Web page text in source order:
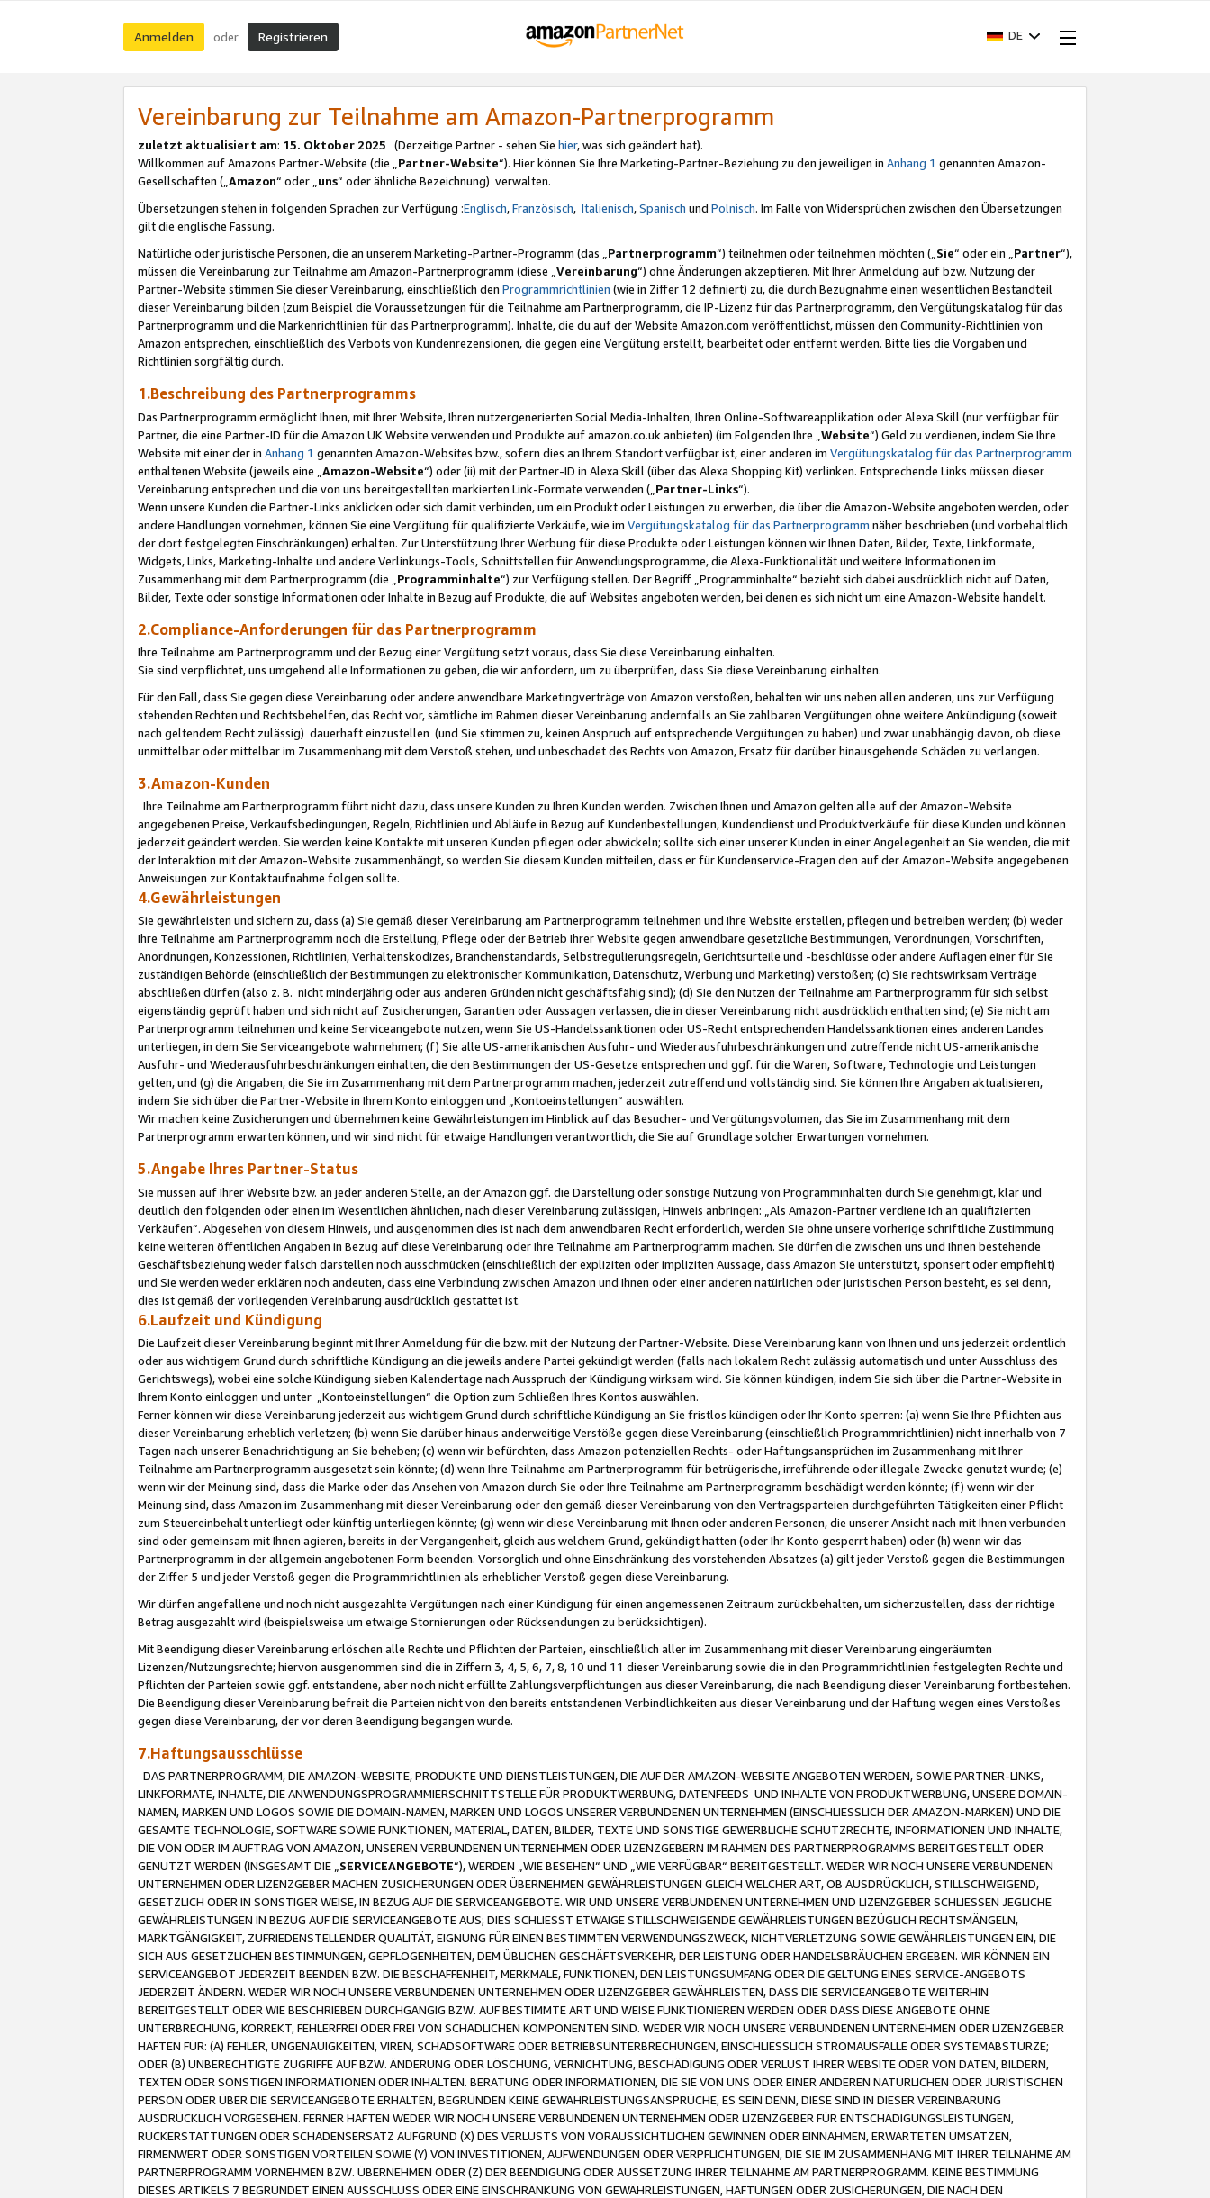
Anmelden oder Registrieren DE
Vereinbarung zur Teilnahme am Amazon-Partnerprogramm
zuletzt aktualisiert am: 15. Oktober 2025 (Derzeitige Partner - sehen Sie hier, was sich geändert hat).
Willkommen auf Amazons Partner-Website (die „Partner-Website“). Hier können Sie Ihre Marketing-Partner-Beziehung zu den jeweiligen in Anhang 1 genannten Amazon-
Gesellschaften („Amazon“ oder „uns“ oder ähnliche Bezeichnung) verwalten.
Übersetzungen stehen in folgenden Sprachen zur Verfügung :Englisch,Französisch, Italienisch,Spanisch und Polnisch. Im Falle von Widersprüchen zwischen den Übersetzungen
gilt die englische Fassung.
Natürliche oder juristische Personen, die an unserem Marketing-Partner-Programm (das „Partnerprogramm“) teilnehmen oder teilnehmen möchten („Sie“ oder ein „Partner“),
müssen die Vereinbarung zur Teilnahme am Amazon-Partnerprogramm (diese „Vereinbarung“) ohne Änderungen akzeptieren. Mit Ihrer Anmeldung auf bzw. Nutzung der
Partner-Website stimmen Sie dieser Vereinbarung, einschließlich den Programmrichtlinien (wie in Ziffer 12 definiert) zu, die durch Bezugnahme einen wesentlichen Bestandteil
dieser Vereinbarung bilden (zum Beispiel die Voraussetzungen für die Teilnahme am Partnerprogramm, die IP-Lizenz für das Partnerprogramm, den Vergütungskatalog für das
Partnerprogramm und die Markenrichtlinien für das Partnerprogramm). Inhalte, die du auf der Website Amazon.com veröffentlichst, müssen den Community-Richtlinien von
Amazon entsprechen, einschließlich des Verbots von Kundenrezensionen, die gegen eine Vergütung erstellt, bearbeitet oder entfernt werden. Bitte lies die Vorgaben und
Richtlinien sorgfältig durch.
1.Beschreibung des Partnerprogramms
Das Partnerprogramm ermöglicht Ihnen, mit Ihrer Website, Ihren nutzergenerierten Social Media-Inhalten, Ihren Online-Softwareapplikation oder Alexa Skill (nur verfügbar für
Partner, die eine Partner-ID für die Amazon UK Website verwenden und Produkte auf amazon.co.uk anbieten) (im Folgenden Ihre „ Website“) Geld zu verdienen, indem Sie Ihre
Website mit einer der in Anhang 1 genannten Amazon-Websites bzw., sofern dies an Ihrem Standort verfügbar ist, einer anderen im Vergütungskatalog für das Partnerprogramm
enthaltenen Website (jeweils eine „ Amazon-Website“) oder (ii) mit der Partner-ID in Alexa Skill (über das Alexa Shopping Kit) verlinken. Entsprechende Links müssen dieser
Vereinbarung entsprechen und die von uns bereitgestellten markierten Link-Formate verwenden („ Partner-Links“).
Wenn unsere Kunden die Partner-Links anklicken oder sich damit verbinden, um ein Produkt oder Leistungen zu erwerben, die über die Amazon-Website angeboten werden, oder
andere Handlungen vornehmen, können Sie eine Vergütung für qualifizierte Verkäufe, wie im Vergütungskatalog für das Partnerprogramm näher beschrieben (und vorbehaltlich
der dort festgelegten Einschränkungen) erhalten. Zur Unterstützung Ihrer Werbung für diese Produkte oder Leistungen können wir Ihnen Daten, Bilder, Texte, Linkformate,
Widgets, Links, Marketing-Inhalte und andere Verlinkungs-Tools, Schnittstellen für Anwendungsprogramme, die Alexa-Funktionalität und weitere Informationen im
Zusammenhang mit dem Partnerprogramm (die „ Programminhalte“) zur Verfügung stellen. Der Begriff „Programminhalte“ bezieht sich dabei ausdrücklich nicht auf Daten,
Bilder, Texte oder sonstige Informationen oder Inhalte in Bezug auf Produkte, die auf Websites angeboten werden, bei denen es sich nicht um eine Amazon-Website handelt.
2.Compliance-Anforderungen für das Partnerprogramm
Ihre Teilnahme am Partnerprogramm und der Bezug einer Vergütung setzt voraus, dass Sie diese Vereinbarung einhalten.
Sie sind verpflichtet, uns umgehend alle Informationen zu geben, die wir anfordern, um zu überprüfen, dass Sie diese Vereinbarung einhalten.
Für den Fall, dass Sie gegen diese Vereinbarung oder andere anwendbare Marketingverträge von Amazon verstoßen, behalten wir uns neben allen anderen, uns zur Verfügung
stehenden Rechten und Rechtsbehelfen, das Recht vor, sämtliche im Rahmen dieser Vereinbarung andernfalls an Sie zahlbaren Vergütungen ohne weitere Ankündigung (soweit
nach geltendem Recht zulässig) dauerhaft einzustellen (und Sie stimmen zu, keinen Anspruch auf entsprechende Vergütungen zu haben) und zwar unabhängig davon, ob diese
unmittelbar oder mittelbar im Zusammenhang mit dem Verstoß stehen, und unbeschadet des Rechts von Amazon, Ersatz für darüber hinausgehende Schäden zu verlangen.
3.Amazon-Kunden
Ihre Teilnahme am Partnerprogramm führt nicht dazu, dass unsere Kunden zu Ihren Kunden werden. Zwischen Ihnen und Amazon gelten alle auf der Amazon-Website
angegebenen Preise, Verkaufsbedingungen, Regeln, Richtlinien und Abläufe in Bezug auf Kundenbestellungen, Kundendienst und Produktverkäufe für diese Kunden und können
jederzeit geändert werden. Sie werden keine Kontakte mit unseren Kunden pflegen oder abwickeln; sollte sich einer unserer Kunden in einer Angelegenheit an Sie wenden, die mit
der Interaktion mit der Amazon-Website zusammenhängt, so werden Sie diesem Kunden mitteilen, dass er für Kundenservice-Fragen den auf der Amazon-Website angegebenen
Anweisungen zur Kontaktaufnahme folgen sollte.
4.Gewährleistungen
Sie gewährleisten und sichern zu, dass (a) Sie gemäß dieser Vereinbarung am Partnerprogramm teilnehmen und Ihre Website erstellen, pflegen und betreiben werden; (b) weder
Ihre Teilnahme am Partnerprogramm noch die Erstellung, Pflege oder der Betrieb Ihrer Website gegen anwendbare gesetzliche Bestimmungen, Verordnungen, Vorschriften,
Anordnungen, Konzessionen, Richtlinien, Verhaltenskodizes, Branchenstandards, Selbstregulierungsregeln, Gerichtsurteile und -beschlüsse oder andere Auflagen einer für Sie
zuständigen Behörde (einschließlich der Bestimmungen zu elektronischer Kommunikation, Datenschutz, Werbung und Marketing) verstoßen; (c) Sie rechtswirksam Verträge
abschließen dürfen (also z. B. nicht minderjährig oder aus anderen Gründen nicht geschäftsfähig sind); (d) Sie den Nutzen der Teilnahme am Partnerprogramm für sich selbst
eigenständig geprüft haben und sich nicht auf Zusicherungen, Garantien oder Aussagen verlassen, die in dieser Vereinbarung nicht ausdrücklich enthalten sind; (e) Sie nicht am
Partnerprogramm teilnehmen und keine Serviceangebote nutzen, wenn Sie US-Handelssanktionen oder US-Recht entsprechenden Handelssanktionen eines anderen Landes
unterliegen, in dem Sie Serviceangebote wahrnehmen; (f) Sie alle US-amerikanischen Ausfuhr- und Wiederausfuhrbeschränkungen und zutreffende nicht US-amerikanische
Ausfuhr- und Wiederausfuhrbeschränkungen einhalten, die den Bestimmungen der US-Gesetze entsprechen und ggf. für die Waren, Software, Technologie und Leistungen
gelten, und (g) die Angaben, die Sie im Zusammenhang mit dem Partnerprogramm machen, jederzeit zutreffend und vollständig sind. Sie können Ihre Angaben aktualisieren,
indem Sie sich über die Partner-Website in Ihrem Konto einloggen und „Kontoeinstellungen“ auswählen.
Wir machen keine Zusicherungen und übernehmen keine Gewährleistungen im Hinblick auf das Besucher- und Vergütungsvolumen, das Sie im Zusammenhang mit dem
Partnerprogramm erwarten können, und wir sind nicht für etwaige Handlungen verantwortlich, die Sie auf Grundlage solcher Erwartungen vornehmen.
5.Angabe Ihres Partner-Status
Sie müssen auf Ihrer Website bzw. an jeder anderen Stelle, an der Amazon ggf. die Darstellung oder sonstige Nutzung von Programminhalten durch Sie genehmigt, klar und
deutlich den folgenden oder einen im Wesentlichen ähnlichen, nach dieser Vereinbarung zulässigen, Hinweis anbringen: „Als Amazon-Partner verdiene ich an qualifizierten
Verkäufen“. Abgesehen von diesem Hinweis, und ausgenommen dies ist nach dem anwendbaren Recht erforderlich, werden Sie ohne unsere vorherige schriftliche Zustimmung
keine weiteren öffentlichen Angaben in Bezug auf diese Vereinbarung oder Ihre Teilnahme am Partnerprogramm machen. Sie dürfen die zwischen uns und Ihnen bestehende
Geschäftsbeziehung weder falsch darstellen noch ausschmücken (einschließlich der expliziten oder impliziten Aussage, dass Amazon Sie unterstützt, sponsert oder empfiehlt)
und Sie werden weder erklären noch andeuten, dass eine Verbindung zwischen Amazon und Ihnen oder einer anderen natürlichen oder juristischen Person besteht, es sei denn,
dies ist gemäß der vorliegenden Vereinbarung ausdrücklich gestattet ist.
6.Laufzeit und Kündigung
Die Laufzeit dieser Vereinbarung beginnt mit Ihrer Anmeldung für die bzw. mit der Nutzung der Partner-Website. Diese Vereinbarung kann von Ihnen und uns jederzeit ordentlich
oder aus wichtigem Grund durch schriftliche Kündigung an die jeweils andere Partei gekündigt werden (falls nach lokalem Recht zulässig automatisch und unter Ausschluss des
Gerichtswegs), wobei eine solche Kündigung sieben Kalendertage nach Ausspruch der Kündigung wirksam wird. Sie können kündigen, indem Sie sich über die Partner-Website in
Ihrem Konto einloggen und unter „Kontoeinstellungen“ die Option zum Schließen Ihres Kontos auswählen.
Ferner können wir diese Vereinbarung jederzeit aus wichtigem Grund durch schriftliche Kündigung an Sie fristlos kündigen oder Ihr Konto sperren: (a) wenn Sie Ihre Pflichten aus
dieser Vereinbarung erheblich verletzen; (b) wenn Sie darüber hinaus anderweitige Verstöße gegen diese Vereinbarung (einschließlich Programmrichtlinien) nicht innerhalb von 7
Tagen nach unserer Benachrichtigung an Sie beheben; (c) wenn wir befürchten, dass Amazon potenziellen Rechts- oder Haftungsansprüchen im Zusammenhang mit Ihrer
Teilnahme am Partnerprogramm ausgesetzt sein könnte; (d) wenn Ihre Teilnahme am Partnerprogramm für betrügerische, irreführende oder illegale Zwecke genutzt wurde; (e)
wenn wir der Meinung sind, dass die Marke oder das Ansehen von Amazon durch Sie oder Ihre Teilnahme am Partnerprogramm beschädigt werden könnte; (f) wenn wir der
Meinung sind, dass Amazon im Zusammenhang mit dieser Vereinbarung oder den gemäß dieser Vereinbarung von den Vertragsparteien durchgeführten Tätigkeiten einer Pflicht
zum Steuereinbehalt unterliegt oder künftig unterliegen könnte; (g) wenn wir diese Vereinbarung mit Ihnen oder anderen Personen, die unserer Ansicht nach mit Ihnen verbunden
sind oder gemeinsam mit Ihnen agieren, bereits in der Vergangenheit, gleich aus welchem Grund, gekündigt hatten (oder Ihr Konto gesperrt haben) oder (h) wenn wir das
Partnerprogramm in der allgemein angebotenen Form beenden. Vorsorglich und ohne Einschränkung des vorstehenden Absatzes (a) gilt jeder Verstoß gegen die Bestimmungen
der Ziffer 5 und jeder Verstoß gegen die Programmrichtlinien als erheblicher Verstoß gegen diese Vereinbarung.
Wir dürfen angefallene und noch nicht ausgezahlte Vergütungen nach einer Kündigung für einen angemessenen Zeitraum zurückbehalten, um sicherzustellen, dass der richtige
Betrag ausgezahlt wird (beispielsweise um etwaige Stornierungen oder Rücksendungen zu berücksichtigen).
Mit Beendigung dieser Vereinbarung erlöschen alle Rechte und Pflichten der Parteien, einschließlich aller im Zusammenhang mit dieser Vereinbarung eingeräumten
Lizenzen/Nutzungsrechte; hiervon ausgenommen sind die in Ziffern 3, 4, 5, 6, 7, 8, 10 und 11 dieser Vereinbarung sowie die in den Programmrichtlinien festgelegten Rechte und
Pflichten der Parteien sowie ggf. entstandene, aber noch nicht erfüllte Zahlungsverpflichtungen aus dieser Vereinbarung, die nach Beendigung dieser Vereinbarung fortbestehen.
Die Beendigung dieser Vereinbarung befreit die Parteien nicht von den bereits entstandenen Verbindlichkeiten aus dieser Vereinbarung und der Haftung wegen eines Verstoßes
gegen diese Vereinbarung, der vor deren Beendigung begangen wurde.
7.Haftungsausschlüsse
DAS PARTNERPROGRAMM, DIE AMAZON-WEBSITE, PRODUKTE UND DIENSTLEISTUNGEN, DIE AUF DER AMAZON-WEBSITE ANGEBOTEN WERDEN, SOWIE PARTNER-LINKS,
LINKFORMATE, INHALTE, DIE ANWENDUNGSPROGRAMMIERSCHNITTSTELLE FÜR PRODUKTWERBUNG, DATENFEEDS UND INHALTE VON PRODUKTWERBUNG, UNSERE DOMAIN-
NAMEN, MARKEN UND LOGOS SOWIE DIE DOMAIN-NAMEN, MARKEN UND LOGOS UNSERER VERBUNDENEN UNTERNEHMEN (EINSCHLIESSLICH DER AMAZON-MARKEN) UND DIE
GESAMTE TECHNOLOGIE, SOFTWARE SOWIE FUNKTIONEN, MATERIAL, DATEN, BILDER, TEXTE UND SONSTIGE GEWERBLICHE SCHUTZRECHTE, INFORMATIONEN UND INHALTE,
DIE VON ODER IM AUFTRAG VON AMAZON, UNSEREN VERBUNDENEN UNTERNEHMEN ODER LIZENZGEBERN IM RAHMEN DES PARTNERPROGRAMMS BEREITGESTELLT ODER
GENUTZT WERDEN (INSGESAMT DIE „ SERVICEANGEBOTE“), WERDEN „WIE BESEHEN“ UND „WIE VERFÜGBAR“ BEREITGESTELLT. WEDER WIR NOCH UNSERE VERBUNDENEN
UNTERNEHMEN ODER LIZENZGEBER MACHEN ZUSICHERUNGEN ODER ÜBERNEHMEN GEWÄHRLEISTUNGEN GLEICH WELCHER ART, OB AUSDRÜCKLICH, STILLSCHWEIGEND,
GESETZLICH ODER IN SONSTIGER WEISE, IN BEZUG AUF DIE SERVICEANGEBOTE. WIR UND UNSERE VERBUNDENEN UNTERNEHMEN UND LIZENZGEBER SCHLIESSEN JEGLICHE
GEWÄHRLEISTUNGEN IN BEZUG AUF DIE SERVICEANGEBOTE AUS; DIES SCHLIESST ETWAIGE STILLSCHWEIGENDE GEWÄHRLEISTUNGEN BEZÜGLICH RECHTSMÄNGELN,
MARKTGÄNGIGKEIT, ZUFRIEDENSTELLENDER QUALITÄT, EIGNUNG FÜR EINEN BESTIMMTEN VERWENDUNGSZWECK, NICHTVERLETZUNG SOWIE GEWÄHRLEISTUNGEN EIN, DIE
SICH AUS GESETZLICHEN BESTIMMUNGEN, GEPFLOGENHEITEN, DEM ÜBLICHEN GESCHÄFTSVERKEHR, DER LEISTUNG ODER HANDELSBRÄUCHEN ERGEBEN. WIR KÖNNEN EIN
SERVICEANGEBOT JEDERZEIT BEENDEN BZW. DIE BESCHAFFENHEIT, MERKMALE, FUNKTIONEN, DEN LEISTUNGSUMFANG ODER DIE GELTUNG EINES SERVICE-ANGEBOTS
JEDERZEIT ÄNDERN. WEDER WIR NOCH UNSERE VERBUNDENEN UNTERNEHMEN ODER LIZENZGEBER GEWÄHRLEISTEN, DASS DIE SERVICEANGEBOTE WEITERHIN
BEREITGESTELLT ODER WIE BESCHRIEBEN DURCHGÄNGIG BZW. AUF BESTIMMTE ART UND WEISE FUNKTIONIEREN WERDEN ODER DASS DIESE ANGEBOTE OHNE
UNTERBRECHUNG, KORREKT, FEHLERFREI ODER FREI VON SCHÄDLICHEN KOMPONENTEN SIND. WEDER WIR NOCH UNSERE VERBUNDENEN UNTERNEHMEN ODER LIZENZGEBER
HAFTEN FÜR: (A) FEHLER, UNGENAUIGKEITEN, VIREN, SCHADSOFTWARE ODER BETRIEBSUNTERBRECHUNGEN, EINSCHLIESSLICH STROMAUSFÄLLE ODER SYSTEMABSTÜRZE;
ODER (B) UNBERECHTIGTE ZUGRIFFE AUF BZW. ÄNDERUNG ODER LÖSCHUNG, VERNICHTUNG, BESCHÄDIGUNG ODER VERLUST IHRER WEBSITE ODER VON DATEN, BILDERN,
TEXTEN ODER SONSTIGEN INFORMATIONEN ODER INHALTEN. BERATUNG ODER INFORMATIONEN, DIE SIE VON UNS ODER EINER ANDEREN NATÜRLICHEN ODER JURISTISCHEN
PERSON ODER ÜBER DIE SERVICEANGEBOTE ERHALTEN, BEGRÜNDEN KEINE GEWÄHRLEISTUNGSANSPRÜCHE, ES SEIN DENN, DIESE SIND IN DIESER VEREINBARUNG
AUSDRÜCKLICH VORGESEHEN. FERNER HAFTEN WEDER WIR NOCH UNSERE VERBUNDENEN UNTERNEHMEN ODER LIZENZGEBER FÜR ENTSCHÄDIGUNGSLEISTUNGEN,
RÜCKERSTATTUNGEN ODER SCHADENSERSATZ AUFGRUND (X) DES VERLUSTS VON VORAUSSICHTLICHEN GEWINNEN ODER EINNAHMEN, ERWARTETEN UMSÄTZEN,
FIRMENWERT ODER SONSTIGEN VORTEILEN SOWIE (Y) VON INVESTITIONEN, AUFWENDUNGEN ODER VERPFLICHTUNGEN, DIE SIE IM ZUSAMMENHANG MIT IHRER TEILNAHME AM
PARTNERPROGRAMM VORNEHMEN BZW. ÜBERNEHMEN ODER (Z) DER BEENDIGUNG ODER AUSSETZUNG IHRER TEILNAHME AM PARTNERPROGRAMM. KEINE BESTIMMUNG
DIESES ARTIKELS 7 BEGRÜNDET EINEN AUSSCHLUSS ODER EINE EINSCHRÄNKUNG VON GEWÄHRLEISTUNGEN, HAFTUNGEN ODER ZUSICHERUNGEN, DIE NACH DEN